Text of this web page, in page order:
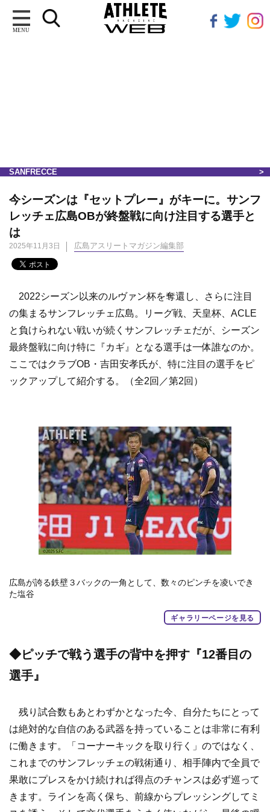
MENU
SANFRECCE
今シーズンは『セットプレー』がキーに。サンフ
レッチェ広島OBが終盤戦に向け注目する選手と
は
2025年11月3日 広島アスリートマガジン編集部
2022シーズン以来のルヴァン杯を奪還し、さらに注目
の集まるサンフレッチェ広島。リーグ戦、天皇杯、ACLE
と負けられない戦いが続くサンフレッチェだが、シーズン
最終盤戦に向け特に『カギ』となる選手は一体誰なのか。
ここではクラブOB・吉田安孝氏が、特に注目の選手をピ
ックアップして紹介する。（全2回／第2回）
広島が誇る鉄壁３バックの一角として、数々のピンチを凌いでき
た塩谷
ギャラリーページを見る
◆ピッチで戦う選手の背中を押す『12番目の
選手』
残り試合数もあとわずかとなった今、自分たちにとって
は絶対的な自信のある武器を持っていることは非常に有利
に働きます。「コーナーキックを取り行く」のではなく、
これまでのサンフレッチェの戦術通り、相手陣内で全員で
果敢にプレスをかけ続ければ得点のチャンスは必ず巡って
きます。ラインを高く保ち、前線からプレッシングしてミ